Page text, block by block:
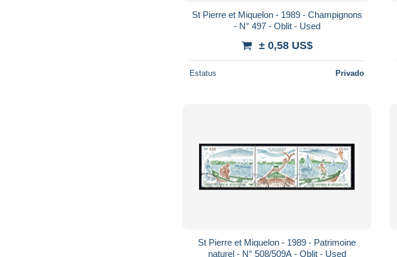
St Pierre et Miquelon - 1989 - Champignons
- N° 497 - Oblit - Used
± 0,58 US$
Estatus Privado
St Pierre et Miquelon - 1989 - Patrimoine
naturel - N° 508/509A - Oblit - Used